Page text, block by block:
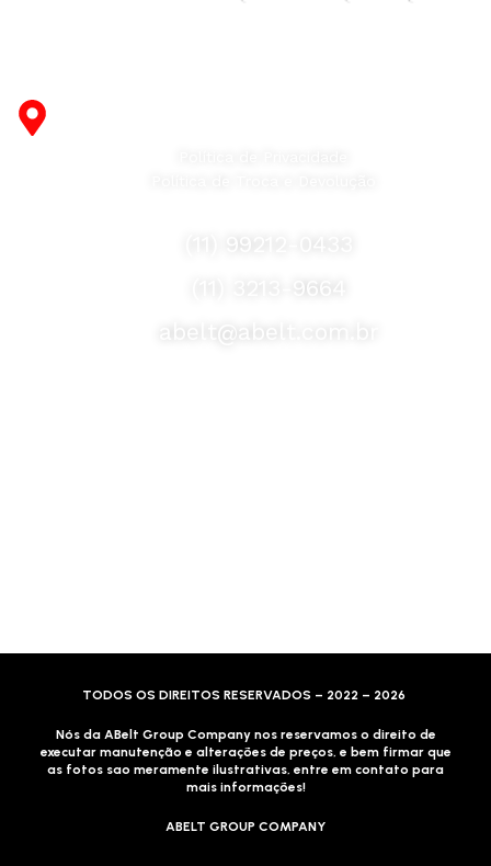
(11) 3213-9664
abelt@abelt.com.br
TODOS OS DIREITOS RESERVADOS – 2022 – 2026
Nós da ABelt Group Company nos reservamos o direito de
executar manutenção e alterações de preços, e bem firmar que
as fotos sao meramente ilustrativas, entre em contato para
mais informações!
ABELT GROUP COMPANY